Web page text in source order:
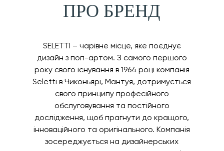
ПРО БРЕНД
SELETTI – чарівне місце, яке поєднує
дизайн з поп-артом. З самого першого
року свого існування в 1964 році компанія
Seletti в Чиконьярі, Мантуя, дотримується
свого принципу професійного
обслуговування та постійного
дослідження, щоб прагнути до кращого,
інноваційного та оригінального. Компанія
зосереджується на дизайнерських